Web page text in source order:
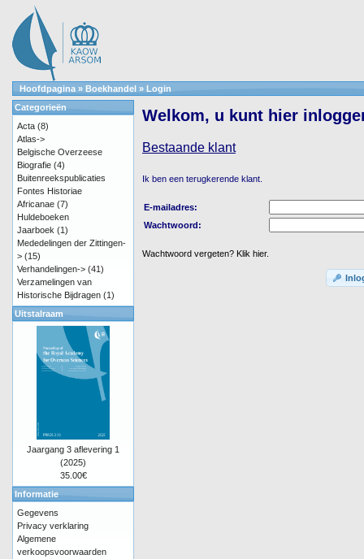
Hoofdpagina » Boekhandel » Login
Welkom, u kunt hier
Bestaande klant
Ik ben een terugkerende klant.
E-mailadres:
Wachtwoord:
Wachtwoord vergeten? Klik hier.
Categorieën
Acta (8)
Atlas->
Belgische Overzeese
Biografie (4)
Buitenreekspublicaties
Fontes Historiae
Africanae (7)
Huldeboeken
Jaarboek (1)
Mededelingen der Zittingen-
> (15)
Verhandelingen-> (41)
Verzamelingen van
Historische Bijdragen (1)
Uitstalraam
Jaargang 3 aflevering 1
(2025)
35.00€
Informatie
Gegevens
Privacy verklaring
Algemene
verkoopsvoorwaarden